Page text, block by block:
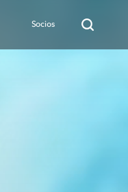
Socios